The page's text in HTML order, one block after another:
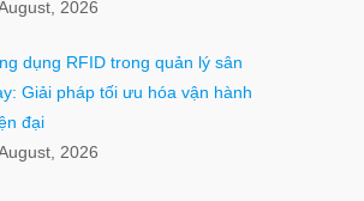
2026
dụng RFID trong quản lý sân
Giải pháp tối ưu hóa vận hành
đại
2026